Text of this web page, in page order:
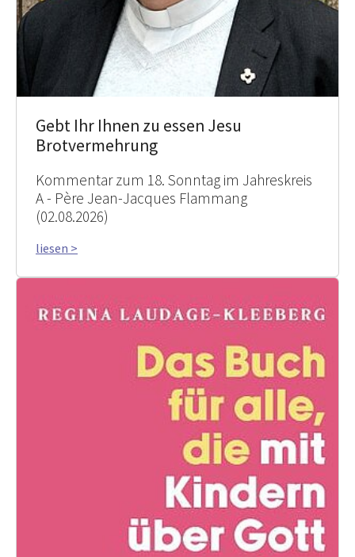
Gebt Ihr Ihnen zu essen Jesu
Brotvermehrung
Kommentar zum 18. Sonntag im Jahreskreis
A - Père Jean-Jacques Flammang
(02.08.2026)
liesen >